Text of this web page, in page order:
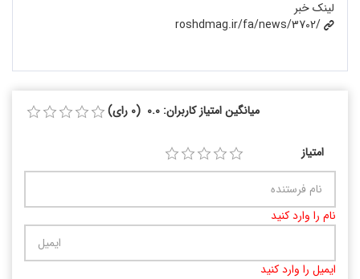
لینک خبر
roshdmag.ir/fa/news/3702/
میانگین امتیاز کاربران: 0.0 (0 رای)
امتیاز
نام را وارد کنید
ایمیل را وارد کنید